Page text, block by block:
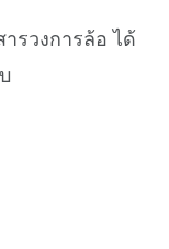
รวงการล้อ ได้